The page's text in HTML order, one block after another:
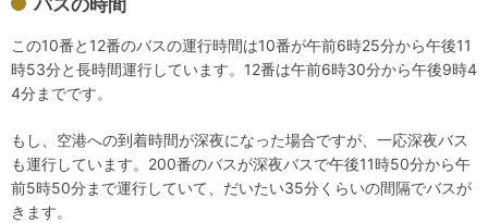
この10番と12番のバスの運行時間は10番が午前6時25分から午後11
時53分と長時間運行しています。12番は午前6時30分から午後9時4
4分までです。
もし、空港への到着時間が深夜になった場合ですが、一応深夜バス
も運行しています。200番のバスが深夜バスで午後11時50分から午
前5時50分まで運行していて、だいたい35分くらいの間隔でバスが
きます。